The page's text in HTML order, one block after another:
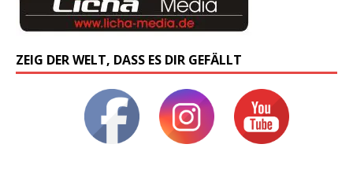
ZEIG DER WELT, DASS ES DIR GEFÄLLT